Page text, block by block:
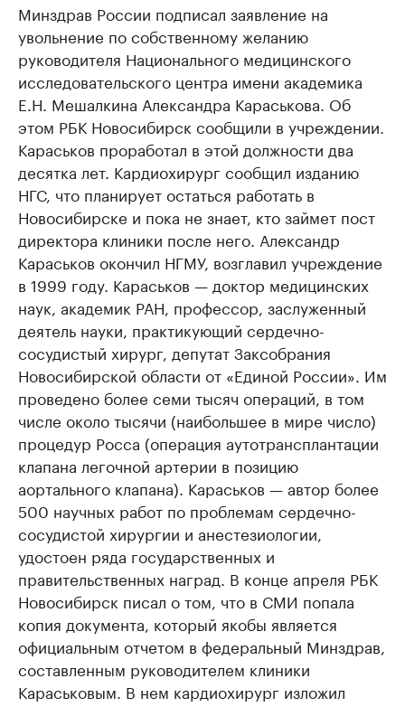
Минздрав России подписал заявление на
увольнение по собственному желанию
руководителя Национального медицинского
исследовательского центра имени академика
Е.Н. Мешалкина Александра Караськова. Об
этом РБК Новосибирск сообщили в учреждении.
Караськов проработал в этой должности два
десятка лет. Кардиохирург сообщил изданию
НГС, что планирует остаться работать в
Новосибирске и пока не знает, кто займет пост
директора клиники после него. Александр
Караськов окончил НГМУ, возглавил учреждение
в 1999 году. Караськов — доктор медицинских
наук, академик РАН, профессор, заслуженный
деятель науки, практикующий сердечно-
сосудистый хирург, депутат Заксобрания
Новосибирской области от «Единой России». Им
проведено более семи тысяч операций, в том
числе около тысячи (наибольшее в мире число)
процедур Росса (операция аутотрансплантации
клапана легочной артерии в позицию
аортального клапана). Караськов — автор более
500 научных работ по проблемам сердечно-
сосудистой хирургии и анестезиологии,
удостоен ряда государственных и
правительственных наград. В конце апреля РБК
Новосибирск писал о том, что в СМИ попала
копия документа, который якобы является
официальным отчетом в федеральный Минздрав,
составленным руководителем клиники
Караськовым. В нем кардиохирург изложил